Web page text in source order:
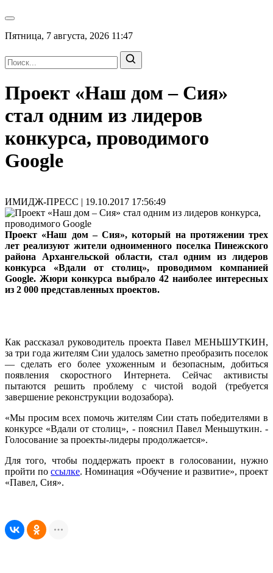
Пятница, 7 августа, 2026 11:47
Проект «Наш дом – Сия»
стал одним из лидеров
конкурса, проводимого
Google
ИМИДЖ-ПРЕСС | 19.10.2017 17:56:49
Проект «Наш дом – Сия», который на протяжении трех
лет реализуют жители одноименного поселка Пинежского
района Архангельской области, стал одним из лидеров
конкурса «Вдали от столиц», проводимом компанией
Google. Жюри конкурса выбрало 42 наиболее интересных
из 2 000 представленных проектов.
Как рассказал руководитель проекта Павел МЕНЬШУТКИН,
за три года жителям Сии удалось заметно преобразить поселок
— сделать его более ухоженным и безопасным, добиться
появления скоростного Интернета. Сейчас активисты
пытаются решить проблему с чистой водой (требуется
завершение реконструкции водозабора).
«Мы просим всех помочь жителям Сии стать победителями в
конкурсе «Вдали от столиц», - пояснил Павел Меньшуткин. -
Голосование за проекты-лидеры продолжается».
Для того, чтобы поддержать проект в голосовании, нужно
пройти поссылке. Номинация «Обучение и развитие», проект
«Павел, Сия».